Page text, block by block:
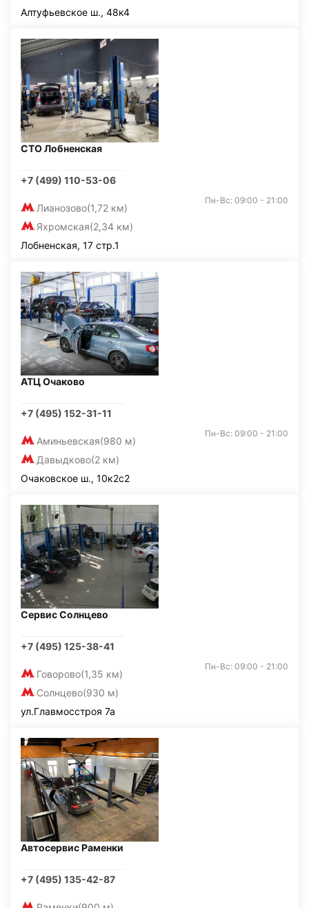
Алтуфьевское ш., 48к4
СТО Лобненская
+7 (499) 110-53-06
Лианозово(1,72 км)
Яхромская(2,34 км)
Пн-Вс: 09:00 - 21:00
Лобненская, 17 стр.1
АТЦ Очаково
+7 (495) 152-31-11
Аминьевская(980 м)
Давыдково(2 км)
Пн-Вс: 09:00 - 21:00
Очаковское ш., 10к2с2
Сервис Солнцево
+7 (495) 125-38-41
Говорово(1,35 км)
Солнцево(930 м)
Пн-Вс: 09:00 - 21:00
ул.Главмосстроя 7а
Автосервис Раменки
+7 (495) 135-42-87